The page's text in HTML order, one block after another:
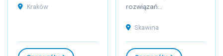
Kraków
rozwiązań...
Skawina